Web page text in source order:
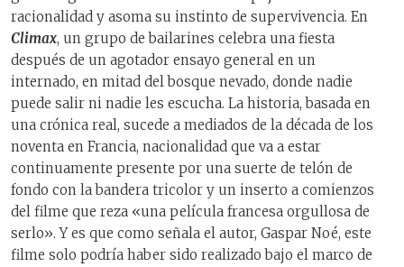
racionalidad y asoma su instinto de supervivencia. En
Climax, un grupo de bailarines celebra una fiesta
después de un agotador ensayo general en un
internado, en mitad del bosque nevado, donde nadie
puede salir ni nadie les escucha. La historia, basada en
una crónica real, sucede a mediados de la década de los
noventa en Francia, nacionalidad que va a estar
continuamente presente por una suerte de telón de
fondo con la bandera tricolor y un inserto a comienzos
del filme que reza «una película francesa orgullosa de
serlo». Y es que como señala el autor, Gaspar Noé, este
filme solo podría haber sido realizado bajo el marco de